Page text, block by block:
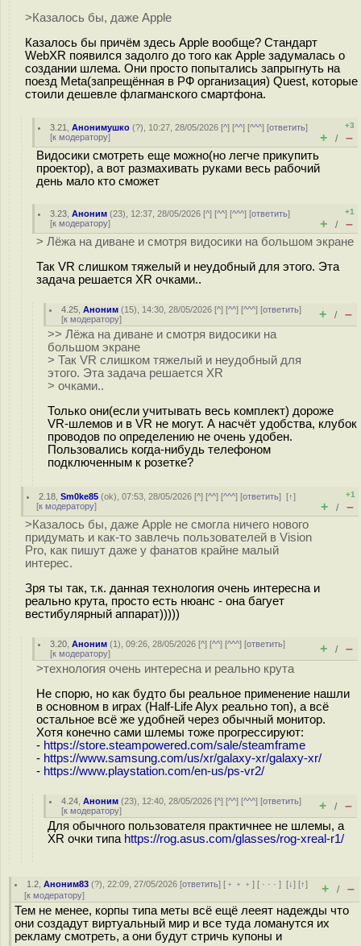
>Казалось бы, даже Apple
Казалось бы причём здесь Apple вообще? Стандарт
WebXR появился задолго до того как Apple задумалась о
создании шлема. Они просто попытались запрыгнуть на
поезд Meta(запрещённая в РФ организация) Quest, которые
стоили дешевле флагманского смартфона.
3.21 ,Анонимушко (?), 10:27, 28/05/2026 [^] [^^] [^^^] [ответить]
[к модератору]
+3
+ / –
Видосики смотреть еще можно(но легче прикупить
проектор), а вот размахивать руками весь рабочий
день мало кто сможет
3.23 ,Аноним (23), 12:37, 28/05/2026 [^] [^^] [^^^] [ответить]
[к модератору]
+1
+ / –
> Лёжа на диване и смотря видосики на большом экране
Так VR слишком тяжелый и неудобный для этого. Эта
задача решается XR очками..
4.25 ,Аноним (15), 14:30, 28/05/2026 [^] [^^] [^^^] [ответить]
[к модератору] + / –
>> Лёжа на диване и смотря видосики на
большом экране
> Так VR слишком тяжелый и неудобный для
этого. Эта задача решается XR
> очками..
Только они(если учитывать весь комплект) дороже
VR-шлемов и в VR не могут. А насчёт удобства, клубок
проводов по определению не очень удобен.
Пользовались когда-нибудь телефоном
подключенным к розетке?
2.18 ,Sm0ke85 (ok), 07:53, 28/05/2026 [^] [^^] [^^^] [ответить][↑]
[к модератору]
+1
+ / –
>Казалось бы, даже Apple не смогла ничего нового
придумать и как-то завлечь пользователей в Vision
Pro, как пишут даже у фанатов крайне малый
интерес.
Зря ты так, т.к. данная технология очень интересна и
реально крута, просто есть нюанс - она багует
вестибулярный аппарат)))))
3.20 ,Аноним (1), 09:26, 28/05/2026 [^] [^^] [^^^] [ответить]
[к модератору] + / –
>технология очень интересна и реально крута
Не спорю, но как будто бы реальное применение нашли
в основном в играх (Half-Life Alyx реально топ), а всё
остальное всё же удобней через обычный монитор.
Хотя конечно сами шлемы тоже прогрессируют:
- https://store.steampowered.com/sale/steamframe
- https://www.samsung.com/us/xr/galaxy-xr/galaxy-xr/
- https://www.playstation.com/en-us/ps-vr2/
4.24 ,Аноним (23), 12:40, 28/05/2026 [^] [^^] [^^^] [ответить]
[к модератору] + / –
Для обычного пользователя практичнее не шлемы, а
XR очки типа https://rog.asus.com/glasses/rog-xreal-r1/
1.2 ,Аноним83 (?), 22:09, 27/05/2026 [ответить] [ ﹢﹢﹢] [ · · ·][↓] [↑]
[к модератору] + / –
Тем не менее, корпы типа меты всё ещё лееят надежды что
они создадут виртуальный мир и все туда ломанутся их
рекламу смотреть, а они будут стричь купоны и